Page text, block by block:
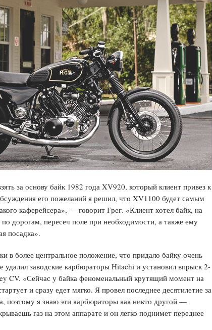
за основу байк 1982 года XV920, который клиент привез к
его пожеланий я решил, что XV1100 будет самым
каферейсера», — говорит Грег. «Клиент хотел байк, на
дорогам, пересеч поле при необходимости, а также ему
посадка».
в более центральное положение, что придало байку очень
заводские карбюраторы Hitachi и установил впрыск 2-
CV. «Сейчас у байка феноменальный крутящий момент на
и сразу едет мягко. Я провел последнее десятилетие за
поэтому я знаю эти карбюраторы как никто другой —
газ на этом аппарате и он легко поднимет переднее